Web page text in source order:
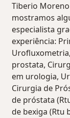
Tiberio
mostramos
especialista
experiência:
prostata,
em urologia,
Cirurgia de
de próstata
de bexiga (Rtu